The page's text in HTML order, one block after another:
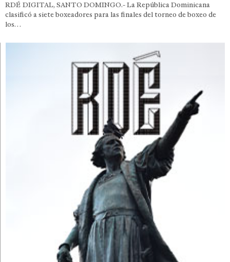
RDÉ DIGITAL, SANTO DOMINGO.- La República Dominicana
clasificó a siete boxeadores para las finales del torneo de boxeo de
los…